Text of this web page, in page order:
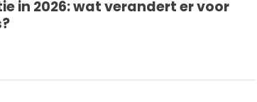
in 2026: wat verandert er voor